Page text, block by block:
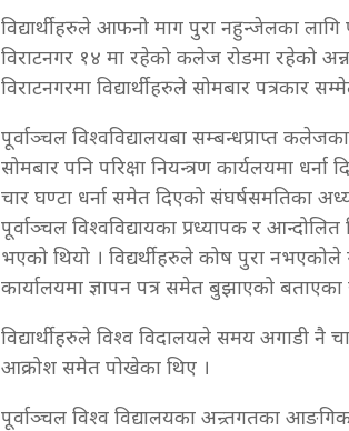
विद्यार्थीहरुले आफनो माग पुरा नहुन्जेलका
विराटनगर १४ मा रहेको कलेज रोडमा रहेको
विराटनगरमा विद्यार्थीहरुले सोमबार पत्रकार
पूर्वाञ्चल विश्वविद्यालयबा सम्बन्धप्राप्त
सोमबार पनि परिक्षा नियन्त्रण कार्यलयमा धर्ना
चार घण्टा धर्ना समेत दिएको संघर्षसमतिका
पूर्वाञ्चल विश्वविद्यायका प्रध्यापक र
भएको थियो । विद्यर्थीहरुले कोष पुरा नभएकोले
कार्यालयमा ज्ञापन पत्र समेत बुझाएको
विद्यार्थीहरुले विश्व विदालयले समय अगाडी नै
आक्रोश समेत पोखेका थिए ।
पूर्वाञ्चल विश्व विद्यालयका अन्र्तगतका